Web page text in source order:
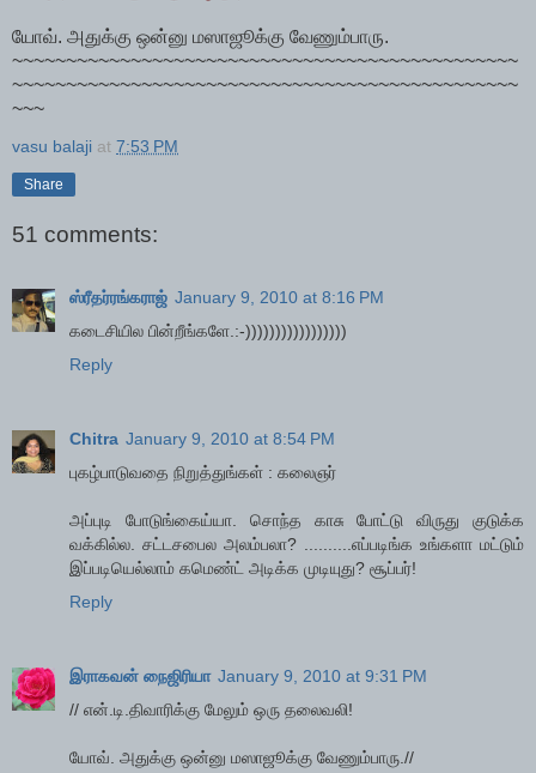
யோவ். அதுக்கு ஒன்னு மஸாஜூக்கு வேணும்பாரு.
~~~~~~~~~~~~~~~~~~~~~~~~~~~~~~~~~~~~~~~~~~~~~~~
~~~~~~~~~~~~~~~~~~~~~~~~~~~~~~~~~~~~~~~~~~~~~~~
~~~
vasu balaji at 7:53 PM
Share
51 comments:
ஸ்ரீதர்ரங்கராஜ் January 9, 2010 at 8:16 PM
கடைசியில பின்றீங்களே.:-)))))))))))))))))
Reply
Chitra January 9, 2010 at 8:54 PM
புகழ்பாடுவதை நிறுத்துங்கள் : கலைஞர்
அப்புடி போடுங்கைய்யா. சொந்த காசு போட்டு விருது குடுக்க
வக்கில்ல. சட்டசபைல அலம்பலா? ..........எப்படிங்க உங்களா மட்டும்
இப்படியெல்லாம் கமெண்ட் அடிக்க முடியுது? சூப்பர்!
Reply
இராகவன் நைஜிரியா January 9, 2010 at 9:31 PM
// என்.டி.திவாரிக்கு மேலும் ஒரு தலைவலி!
யோவ். அதுக்கு ஒன்னு மஸாஜூக்கு வேணும்பாரு.//